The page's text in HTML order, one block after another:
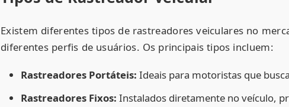
Existem diferentes tipos de rastreadores veiculares no
diferentes perfis de usuários. Os principais tipos incluem:
Rastreadores Portáteis: Ideais para motoristas que
Rastreadores Fixos: Instalados diretamente no veículo,